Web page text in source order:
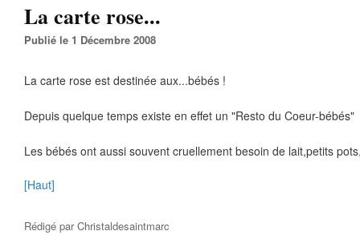
La carte rose...
Publié le 1 Décembre 2008
La carte rose est destinée aux...bébés !
Depuis quelque temps existe en effet un "Resto du Coeur-bébés"
Les bébés ont aussi souvent cruellement besoin de lait,petits
[Haut]
Rédigé parChristaldesaintmarc